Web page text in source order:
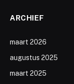
ARCHIEF
maart 2026
augustus 2025
maart 2025